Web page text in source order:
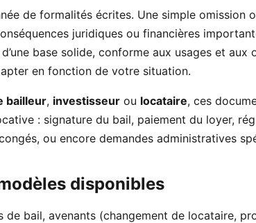
de formalités écrites. Une simple omission
juridiques ou financières
base solide, conforme aux usages et aux
en fonction de votre situation.
bailleur, investisseur ou locataire, ces
: signature du bail, paiement du loyer,
ou encore demandes administratives
disponibles
de bail, avenants (changement de locataire,